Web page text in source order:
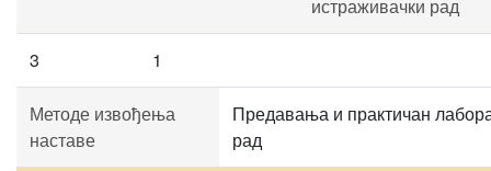
истраживачки рад
3 1
Методе извођења
наставе
Предавања и практичан
рад